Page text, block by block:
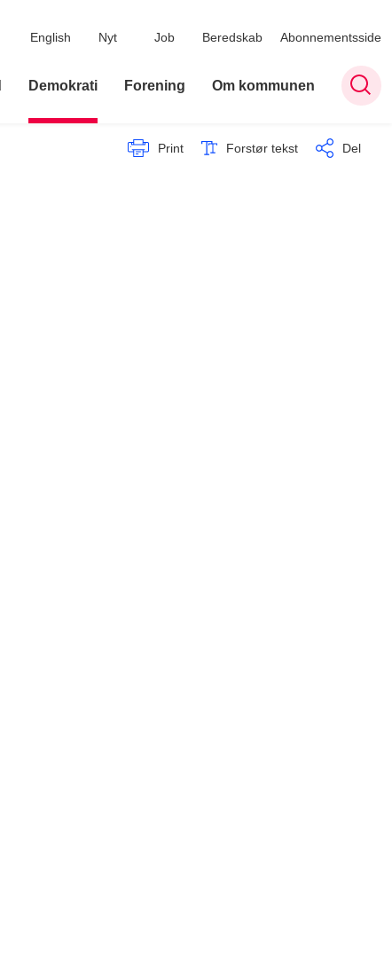
English Nyt Job Beredskab Abonnementsside
Demokrati Forening Om kommunen
Print Forstør tekst Del